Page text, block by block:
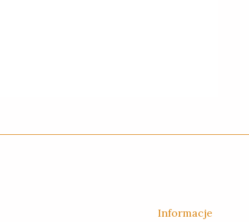
Informacje